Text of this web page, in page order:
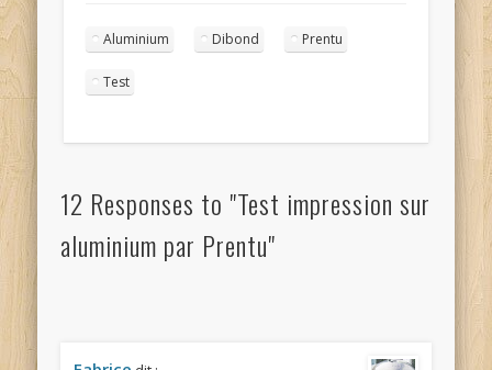
Aluminium Dibond Prentu
Test
12 Responses to "Test impression sur
aluminium par Prentu"